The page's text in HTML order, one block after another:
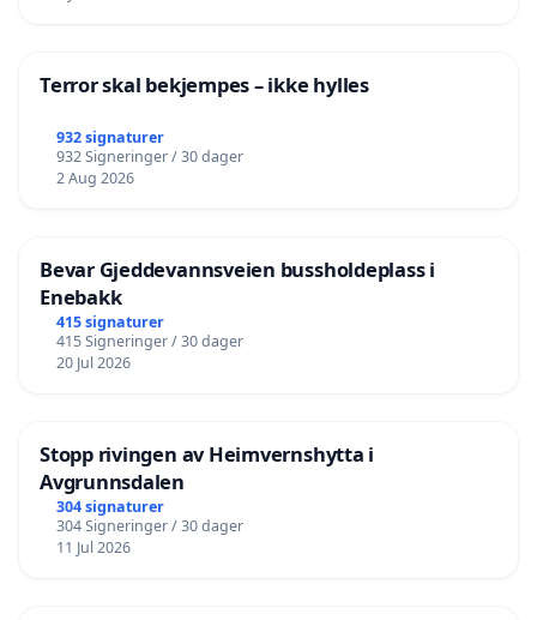
Terror skal bekjempes – ikke hylles
932 signaturer
932 Signeringer / 30 dager
2 Aug 2026
Bevar Gjeddevannsveien bussholdeplass i
Enebakk
415 signaturer
415 Signeringer / 30 dager
20 Jul 2026
Stopp rivingen av Heimvernshytta i
Avgrunnsdalen
304 signaturer
304 Signeringer / 30 dager
11 Jul 2026